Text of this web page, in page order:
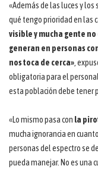
«Además de las luces y
qué tengo prioridad en las
visible y mucha gente
generan en personas
nos toca de cerca»,
obligatoria para el
esta población debe tener
«Lo mismo pasa con la
mucha ignorancia en
personas del espectro se
pueda manejar. No es una